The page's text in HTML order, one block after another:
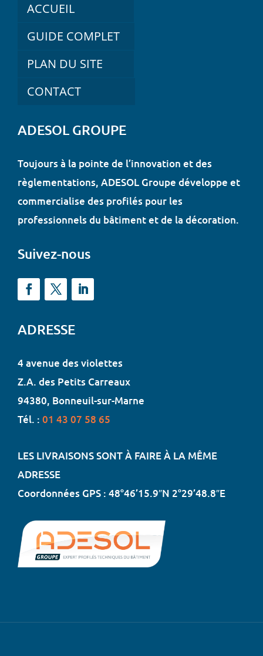
ACCUEIL
GUIDE COMPLET
PLAN DU SITE
CONTACT
ADESOL GROUPE
Toujours à la pointe de l’innovation et des
règlementations, ADESOL Groupe développe et
commercialise des profilés pour les
professionnels du bâtiment et de la décoration.
Suivez-nous
ADRESSE
4 avenue des violettes
Z.A. des Petits Carreaux
94380, Bonneuil-sur-Marne
Tél. : 01 43 07 58 65
LES LIVRAISONS SONT À FAIRE À LA MÊME
ADRESSE
Coordonnées GPS : 48°46’15.9″N 2°29’48.8″E